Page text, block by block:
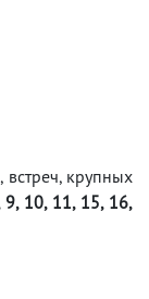
крупных
9, 10, 11, 15, 16,